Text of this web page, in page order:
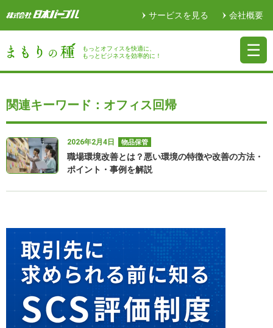
サービスを見る 会社概要
もっとオフィスを快適に、
もっとビジネスを効率的に！
関連キーワード：オフィス回帰
2026年2月4日 物品保管
職場環境改善とは？悪い環境の特徴や改善の方法・
ポイント・事例を解説